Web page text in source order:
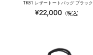
TK81 レザートートバッグ ブラック
¥22,000（税込）